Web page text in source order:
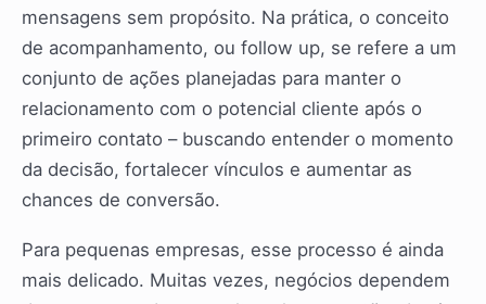
mensagens sem propósito. Na prática, o conceito
de acompanhamento, ou follow up, se refere a um
conjunto de ações planejadas para manter o
relacionamento com o potencial cliente após o
primeiro contato – buscando entender o momento
da decisão, fortalecer vínculos e aumentar as
chances de conversão.
Para pequenas empresas, esse processo é ainda
mais delicado. Muitas vezes, negócios dependem